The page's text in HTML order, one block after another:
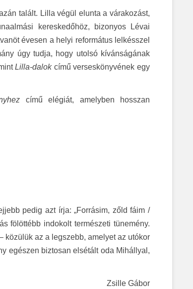
talált. Lilla végül elunta a várakozást,
kereskedőhöz, bizonyos Lévai
évesen a helyi református lelkésszel
úgy tudja, hogy utolsó kívánságának
Lilla-dalokcímű verseskönyvének egy
című elégiát, amelyben hosszan
pedig azt írja: „Forrásim, zőld fáim /
fölöttébb indokolt természeti tünemény.
közülük az a legszebb, amelyet az utókor
egészen biztosan elsétált oda Mihállyal,
Zsille Gábor